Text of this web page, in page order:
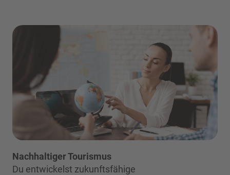
Nachhaltiger Tourismus
Du entwickelst zukunftsfähige